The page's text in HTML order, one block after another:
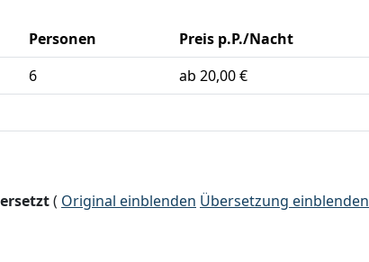
Personen
Preis p.P./Nacht
6 ab 20,00 €
( Original einblenden Übersetzung einblenden